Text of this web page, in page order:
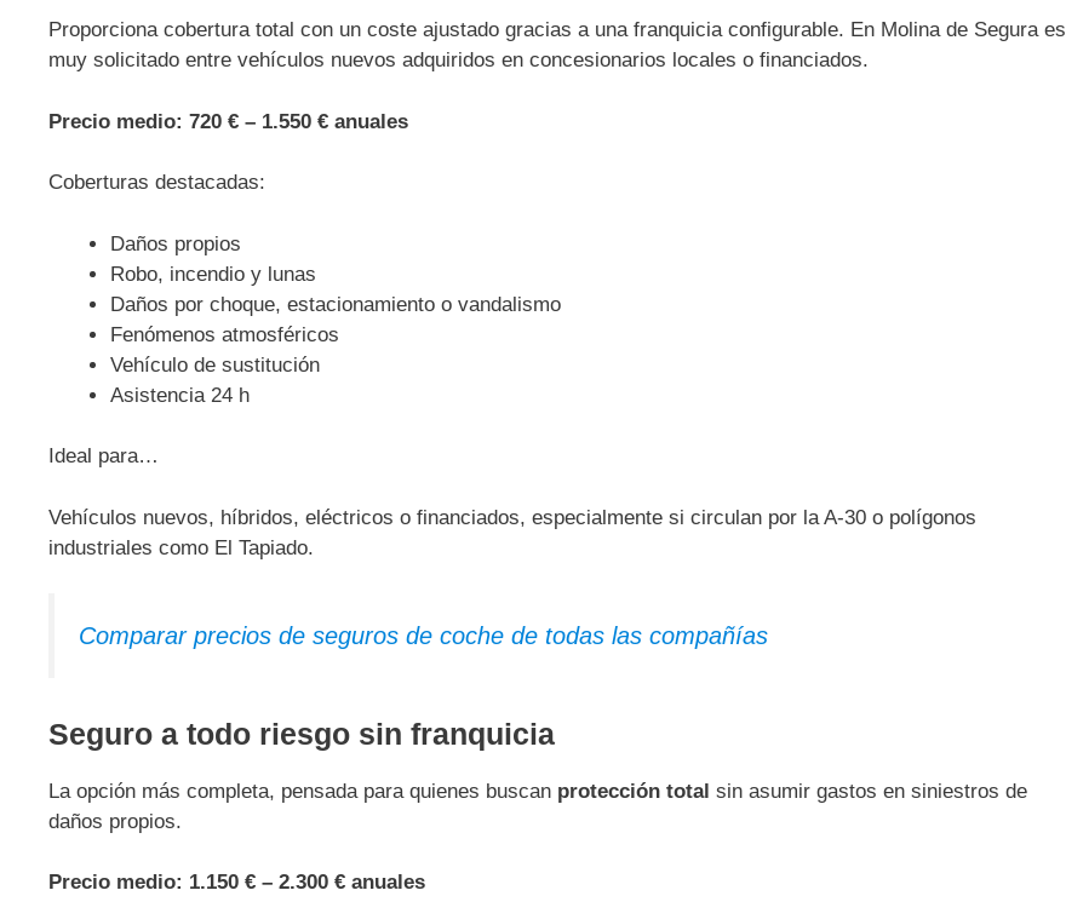
Proporciona cobertura total con un coste ajustado gracias a una franquicia configurable. En Molina de Segura es
muy solicitado entre vehículos nuevos adquiridos en concesionarios locales o financiados.
Precio medio: 720 € – 1.550 € anuales
Coberturas destacadas:
Daños propios
Robo, incendio y lunas
Daños por choque, estacionamiento o vandalismo
Fenómenos atmosféricos
Vehículo de sustitución
Asistencia 24 h
Ideal para…
Vehículos nuevos, híbridos, eléctricos o financiados, especialmente si circulan por la A-30 o polígonos
industriales como El Tapiado.
Comparar precios de seguros de coche de todas las compañías
Seguro a todo riesgo sin franquicia
La opción más completa, pensada para quienes buscan protección total sin asumir gastos en siniestros de
daños propios.
Precio medio: 1.150 € – 2.300 € anuales